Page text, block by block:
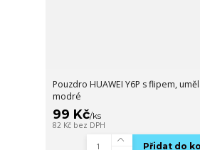
Pouzdro HUAWEI Y6P s flipem,
modré
99 Kč/ks
82 Kč bez DPH
Přidat do